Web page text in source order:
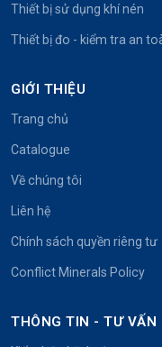
Thiết bị sử dụng khí nén
Thiết bị đo - kiểm tra an
GIỚI THIỆU
Trang chủ
Catalogue
Về chúng tôi
Liên hệ
Chính sách quyền riêng tư
Conflict Minerals Policy
THÔNG TIN - TƯ VẤN